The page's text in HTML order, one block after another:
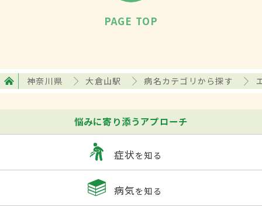
PAGE TOP
神奈川県 大倉山駅 病名カテゴリから探す
悩みに寄り添うアプローチ
症状を知る
病気を知る